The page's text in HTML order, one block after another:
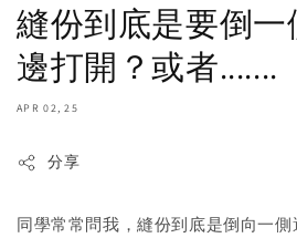
縫份到底是要倒
邊打開？或者.......
APR 02, 25
分享
同學常常問我，縫份到底是倒向一